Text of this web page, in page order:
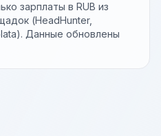
зарплаты в RUB из
(HeadHunter,
Данные обновлены